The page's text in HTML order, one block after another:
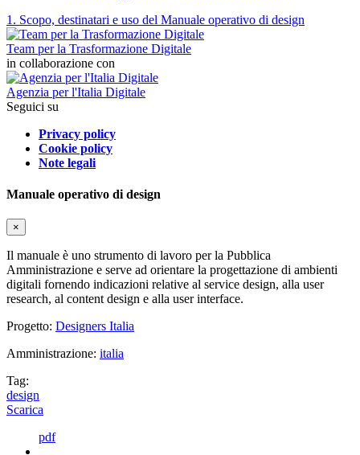
1. Scopo, destinatari e uso del Manuale operativo di design
Team per la Trasformazione Digitale
in collaborazione con
Agenzia per l'Italia Digitale
Seguici su
Privacy policy
Cookie policy
Note legali
Manuale operativo di design
×
Il manuale è uno strumento di lavoro per la Pubblica
Amministrazione e serve ad orientare la progettazione di ambienti
digitali fornendo indicazioni relative al service design, alla user
research, al content design e alla user interface.
Progetto: Designers Italia
Amministrazione: italia
Tag:
design
Scarica
pdf